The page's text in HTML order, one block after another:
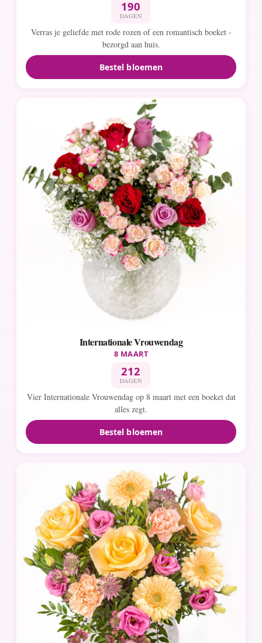
190
DAGEN
Verras je geliefde met rode rozen of een romantisch boeket -
bezorgd aan huis.
Bestel bloemen
Internationale Vrouwendag
8 MAART
212
DAGEN
Vier Internationale Vrouwendag op 8 maart met een boeket dat
alles zegt.
Bestel bloemen